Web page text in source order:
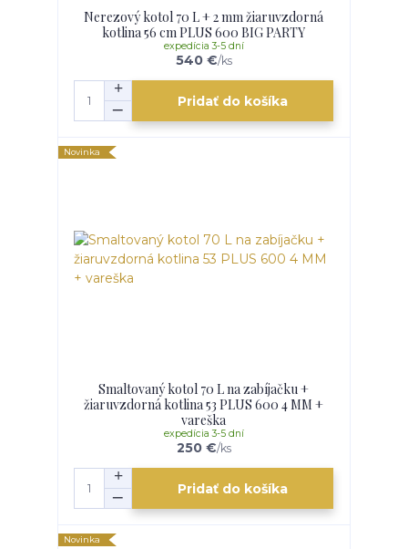
Nerezový kotol 70 L + 2 mm žiaruvzdorná
kotlina 56 cm PLUS 600 BIG PARTY
540 €/ks
expedícia 3-5 dní
Pridať do košíka
Novinka
Smaltovaný kotol 70 L na zabíjačku +
žiaruvzdorná kotlina 53 PLUS 600 4 MM +
vareška
250 €/ks
expedícia 3-5 dní
Pridať do košíka
Novinka